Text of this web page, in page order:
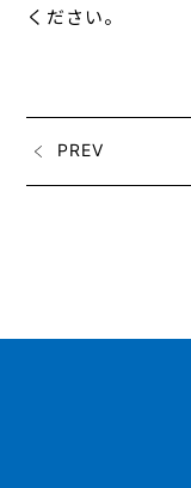
ください。
PREV